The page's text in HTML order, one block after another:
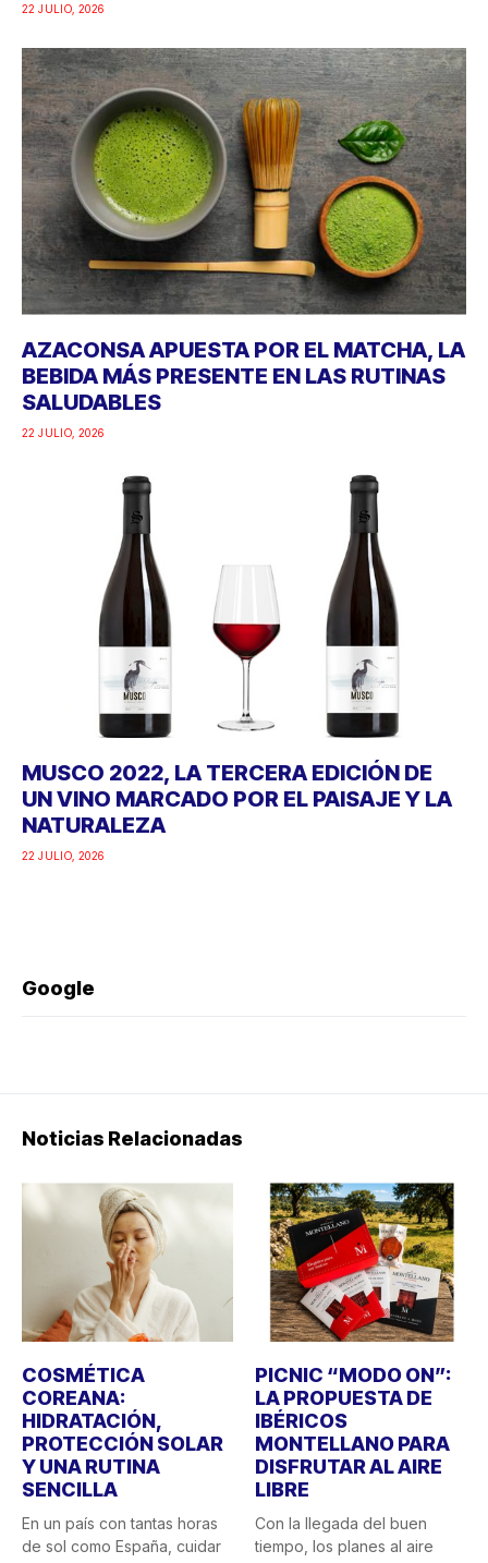
22 JULIO, 2026
AZACONSA APUESTA POR EL MATCHA, LA
BEBIDA MÁS PRESENTE EN LAS RUTINAS
SALUDABLES
22 JULIO, 2026
MUSCO 2022, LA TERCERA EDICIÓN DE
UN VINO MARCADO POR EL PAISAJE Y LA
NATURALEZA
22 JULIO, 2026
Google
Noticias Relacionadas
COSMÉTICA
COREANA:
HIDRATACIÓN,
PROTECCIÓN SOLAR
Y UNA RUTINA
SENCILLA
En un país con tantas horas
de sol como España, cuidar
PICNIC “MODO ON”:
LA PROPUESTA DE
IBÉRICOS
MONTELLANO PARA
DISFRUTAR AL AIRE
LIBRE
Con la llegada del buen
tiempo, los planes al aire